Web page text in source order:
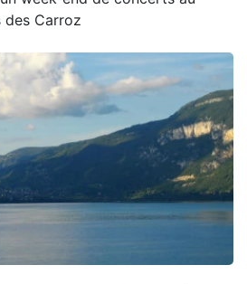
Carroz